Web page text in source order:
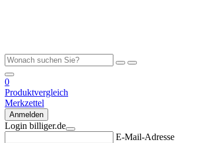
0
Produktvergleich
Merkzettel
Anmelden
Login billiger.de
E-Mail-Adresse